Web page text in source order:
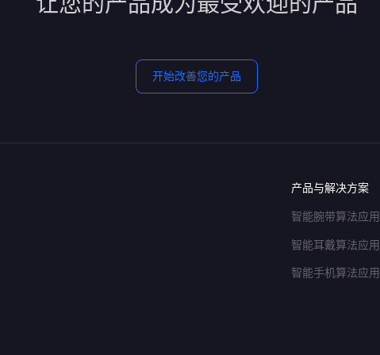
开始改善您的产品
产品与解决方案
智能腕带算法应用
智能耳戴算法应用
智能手机算法应用